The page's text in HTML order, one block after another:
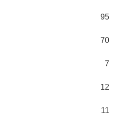
95
70
7
12
11